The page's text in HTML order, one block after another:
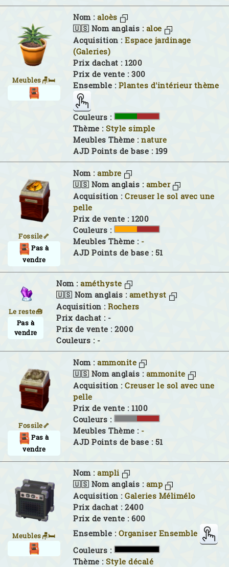
Meubles🪑🛏
Nom : aloès
🇺🇸 Nom anglais : aloe
Acquisition : Espace jardinage
(Galeries)
Prix dachat : 1200
Prix de vente : 300
Ensemble : Plantes d'intérieur thème
Couleurs :
Thème : Style simple
Meubles Thème : nature
AJD Points de base : 199
Fossile🦴
Pas à
vendre
Nom : ambre
🇺🇸 Nom anglais : amber
Acquisition : Creuser le sol avec une
pelle
Prix de vente : 1200
Couleurs :
Meubles Thème : -
AJD Points de base : 51
Le reste🧰
Pas à
vendre
Nom : améthyste
🇺🇸 Nom anglais : amethyst
Acquisition : Rochers
Prix dachat : -
Prix de vente : 2000
Couleurs : -
Fossile🦴
Pas à
vendre
Nom : ammonite
🇺🇸 Nom anglais : ammonite
Acquisition : Creuser le sol avec une
pelle
Prix de vente : 1100
Couleurs :
Meubles Thème : -
AJD Points de base : 51
Meubles🪑🛏
Nom : ampli
🇺🇸 Nom anglais : amp
Acquisition : Galeries Mélimélo
Prix dachat : 2400
Prix de vente : 600
Ensemble : Organiser Ensemble
Couleurs :
Thème : Style décalé